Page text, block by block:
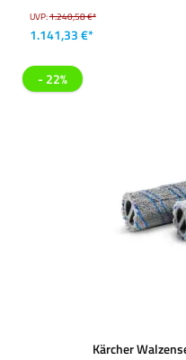
UVP:1.240,58 €*
1.141,33 €*
- 22%
Kärcher